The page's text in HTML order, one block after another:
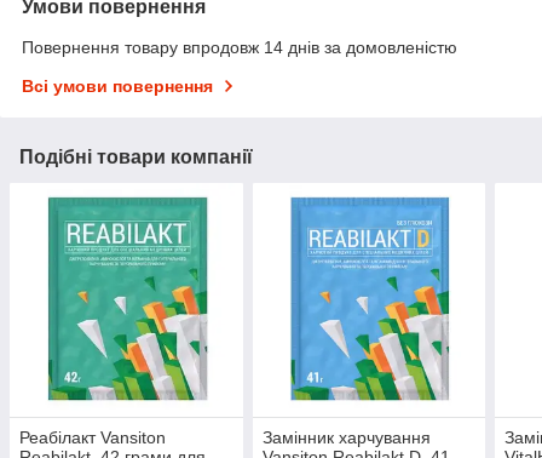
Умови повернення
Повернення товару впродовж 14 днів за домовленістю
Всі умови повернення
Подібні товари компанії
Реабілакт Vansiton
Замінник харчування